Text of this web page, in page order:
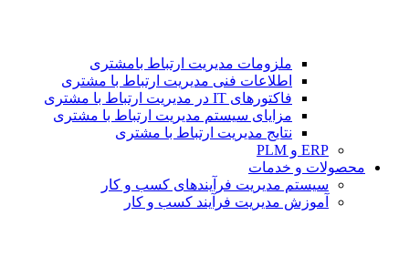
ملزومات مدیریت ارتباط بامشتری
اطلاعات فنی مدیریت ارتباط با مشتری
فاکتورهای IT در مدیریت ارتباط با مشتری
مزایای سیستم مدیریت ارتباط با مشتری
نتایج مدیریت ارتباط با مشتری
ERP و PLM
محصولات و خدمات
سیستم مدیریت فرآیندهای کسب و کار
آموزش مدیریت فرآیند کسب و کار